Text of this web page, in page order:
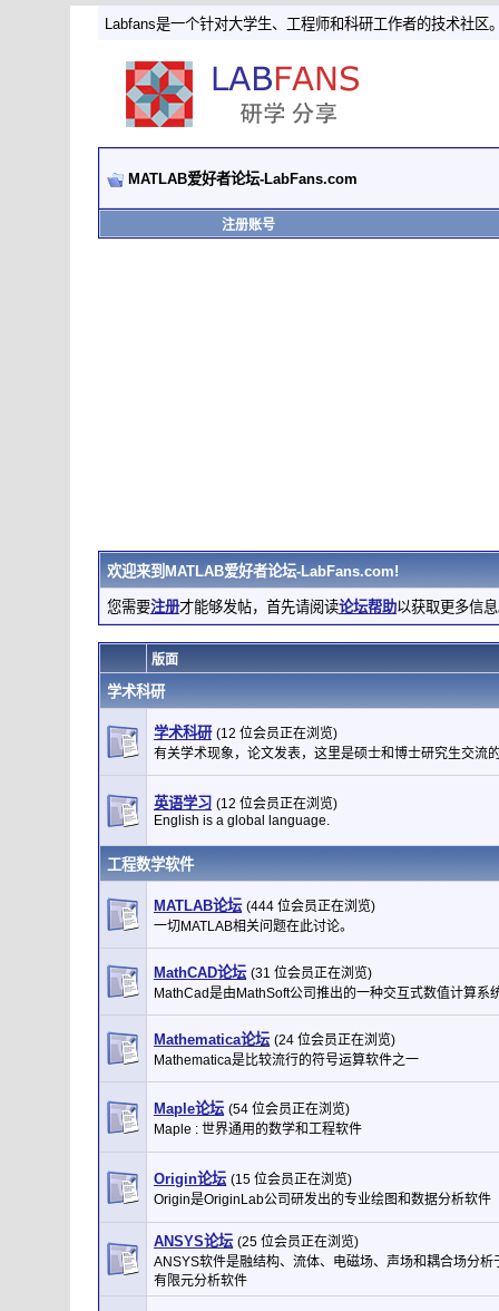
Labfans是一个针对大学生、工程师和科研工作者的技术社区
MATLAB爱好者论坛-LabFans.com
注册账号
欢迎来到 MATLAB爱好者论坛-LabFans.com!
您需要注册才能够发帖，首先请阅读论坛帮助以获取更多信
版面
学术科研
学术科研 (12 位会员正在浏览)
有关学术现象，论文发表，这里是硕士和博士研究生交流
英语学习 (12 位会员正在浏览)
English is a global language.
工程数学软件
MATLAB论坛 (444 位会员正在浏览)
一切MATLAB相关问题在此讨论。
MathCAD论坛 (31 位会员正在浏览)
MathCad是由MathSoft公司推出的一种交互式数值计算系
Mathematica论坛 (24 位会员正在浏览)
Mathematica是比较流行的符号运算软件之一
Maple论坛 (54 位会员正在浏览)
Maple : 世界通用的数学和工程软件
Origin论坛 (15 位会员正在浏览)
Origin是OriginLab公司研发出的专业绘图和数据分析软件
ANSYS论坛 (25 位会员正在浏览)
ANSYS软件是融结构、流体、电磁场、声场和耦合场分析
有限元分析软件